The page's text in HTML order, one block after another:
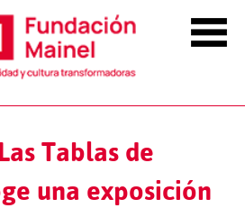
Tablas de
una exposición